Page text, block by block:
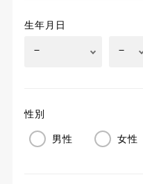
生年月日
性別
男性 女性